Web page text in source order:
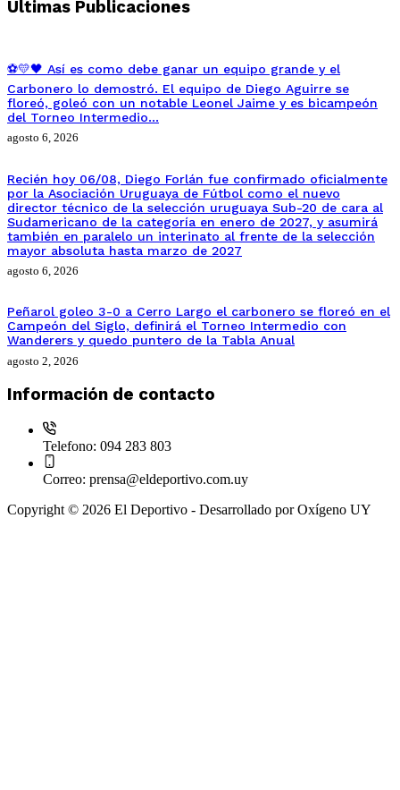
Ultimas Publicaciones
⚽💛🖤 Así es como debe ganar un equipo grande y el
Carbonero lo demostró. El equipo de Diego Aguirre se
floreó, goleó con un notable Leonel Jaime y es bicampeón
del Torneo Intermedio…
agosto 6, 2026
Recién hoy 06/08, Diego Forlán fue confirmado oficialmente
por la Asociación Uruguaya de Fútbol como el nuevo
director técnico de la selección uruguaya Sub-20 de cara al
Sudamericano de la categoría en enero de 2027, y asumirá
también en paralelo un interinato al frente de la selección
mayor absoluta hasta marzo de 2027
agosto 6, 2026
Peñarol goleo 3-0 a Cerro Largo el carbonero se floreó en el
Campeón del Siglo, definirá el Torneo Intermedio con
Wanderers y quedo puntero de la Tabla Anual
agosto 2, 2026
Información de contacto
Telefono: 094 283 803
Correo: prensa@eldeportivo.com.uy
Copyright © 2026 El Deportivo - Desarrollado por Oxígeno UY